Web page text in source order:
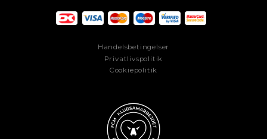
Handelsbetingelser
Privatlivspolitik
Cookiepolitik